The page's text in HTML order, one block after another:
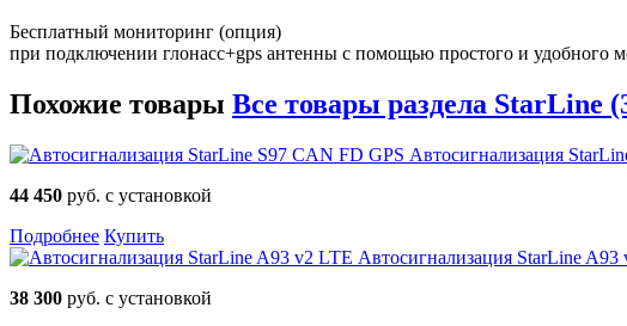
Бесплатный мониторинг (опция)
при подключении глонасс+gps антенны с помощью простого и удобного
Похожие товары Все товары раздела StarLine
Автосигнализация
44 450 руб. с установкой
Подробнее Купить
Автосигнализация StarLine A93
38 300 руб. с установкой